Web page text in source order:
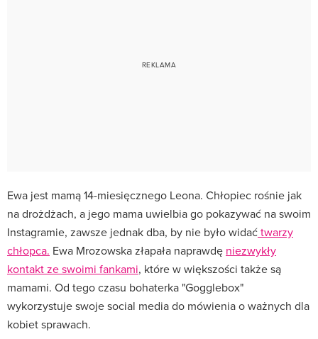
Ewa jest mamą 14-miesięcznego Leona. Chłopiec rośnie jak
na drożdżach, a jego mama uwielbia go pokazywać na swoim
Instagramie, zawsze jednak dba, by nie było widaćtwarzy
chłopca. Ewa Mrozowska złapała naprawdę niezwykły
kontakt ze swoimi fankami, które w większości także są
mamami. Od tego czasu bohaterka "Gogglebox"
wykorzystuje swoje social media do mówienia o ważnych dla
kobiet sprawach.